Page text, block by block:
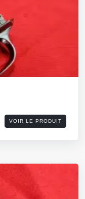
VOIR LE PRODUIT